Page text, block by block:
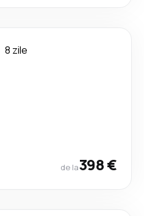
8 zile
de la398 €